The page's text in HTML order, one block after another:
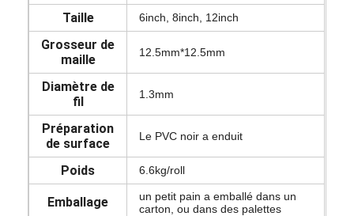
Taille 6inch, 8inch, 12inch
Grosseur de
maille
12.5mm*12.5mm
Diamètre de
fil
1.3mm
Préparation
de surface
Le PVC noir a enduit
Poids 6.6kg/roll
Emballage
un petit pain a emballé dans un
carton, ou dans des palettes